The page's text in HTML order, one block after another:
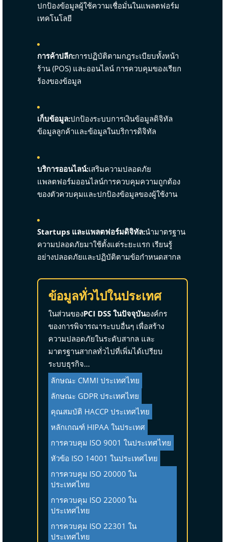
ปกป้องข้อมูลผู้ใช้ความเชื่อมั่นในแพลตฟอร์ม
เทคโนโลยี
การค้าปลีก:การปฏิบัติตามกฎระเบียบทั้งหน้า
ร้าน (POS) และออนไลน์ การควบคุมของเรียก
ร้องของข้อมูล
เก็บข้อมูล:ปกป้องระบบการเงินข้อมูลดิจิทัล
ข้อมูลลูกค้าและข้อมูลในบริการดิจิทัล
บริการออนไลน์:เสริมความปลอดภัย
แพลตฟอร์มออนไลน์การควบคุมความถูกต้อง
ของตัวควบคุมและปกป้องข้อมูลของผู้ใช้งาน
Startups และแพลตฟอร์มดิจิทัล:นำมาตรฐาน
ความปลอดภัยมาใช้ตั้งแต่ระยะแรก เรียนรู้
อย่างปลอดภัยและปฏิบัติตามข้อกำหนดสากล
ข้อมูลทั่วไปในประเทศ
ในส่วนของPCI DSS ในปัจจุบันองค์กร
ของการพิจารณาระบบอื่นๆ เพื่อสร้าง
ความปลอดภัยในระดับสากล และ
มาตรฐานสากลทั่วไปที่เพิ่มได้เปรียบ
ระบบธุรกิจ...
ลักษณะ CMMI ประเทศไทย
ลักษณะ GDPR ประเทศไทย
คุณสมบัติ HACCP ประเทศไทย
หลักเกณฑ์ HIPAA ในประเทศ
การควบคุม ISO 9001 ในประเทศไทย
หัวข้อ ISO 14001 ในประเทศไทย
การควบคุม ISO 20000 ใน
ประเทศไทย
การควบคุม ISO 22000 ใน
ประเทศไทย
การควบคุม ISO 22301 ใน
ประเทศไทย